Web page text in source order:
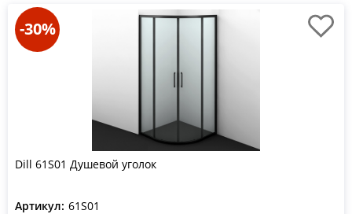
-30%
Dill 61S01 Душевой уголок
Артикул: 61S01